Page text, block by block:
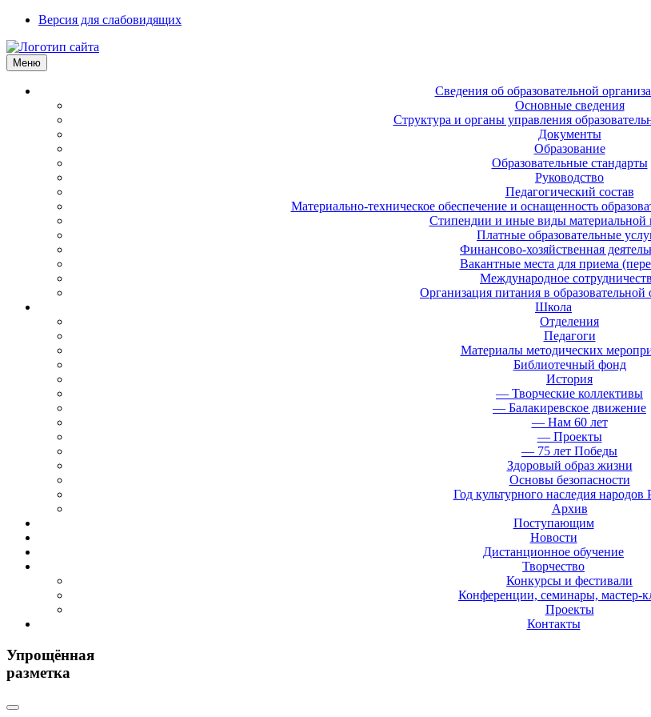
Версия для слабовидящих
Меню
Сведения об образовательной
Основные сведения
Структура и органы управления
Документы
Образование
Образовательные стандарты
Руководство
Педагогический состав
Материально-техническое обеспечение и оснащенность
Стипендии и иные виды материальной
Платные образовательные
Финансово-хозяйственная
Вакантные места для приема
Международное
Организация питания в образовательной
Школа
Отделения
Педагоги
Материалы методических
Библиотечный фонд
История
— Творческие коллективы
— Балакиревское движение
— Нам 60 лет
— Проекты
— 75 лет Победы
Здоровый образ жизни
Основы безопасности
Год культурного наследия народов
Архив
Поступающим
Новости
Дистанционное обучение
Творчество
Конкурсы и фестивали
Конференции, семинары, мастер-
Проекты
Контакты
Упрощённая
разметка